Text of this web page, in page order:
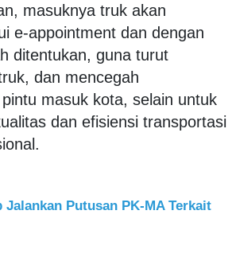
masuknya truk akan
e-appointment dan dengan
ditentukan, guna turut
dan mencegah
masuk kota, selain untuk
dan efisiensi transportasi
Jalankan Putusan PK-MA Terkait